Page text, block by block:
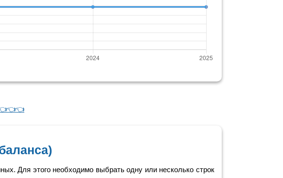
Для этого необходимо выбрать одну или несколько строк